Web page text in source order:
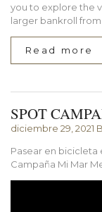
you to explore the
larger bankroll
Read more
SPOT
diciembre 29, 2021
Pasear en bicicleta
Campaña Mi Mar